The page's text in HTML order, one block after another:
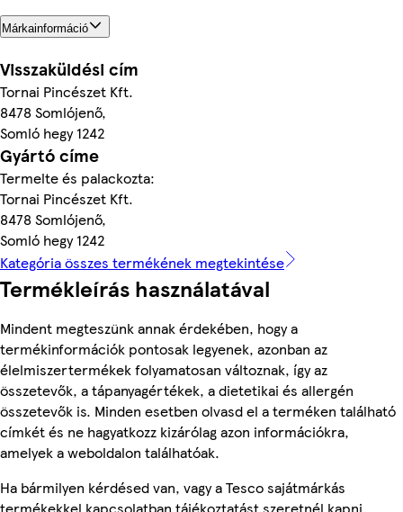
Márkainformáció
Visszaküldési cím
Tornai Pincészet Kft.
8478 Somlójenő,
Somló hegy 1242
Gyártó címe
Termelte és palackozta:
Tornai Pincészet Kft.
8478 Somlójenő,
Somló hegy 1242
Kategória összes termékének megtekintése
Termékleírás használatával
Mindent megteszünk annak érdekében, hogy a
termékinformációk pontosak legyenek, azonban az
élelmiszertermékek folyamatosan változnak, így az
összetevők, a tápanyagértékek, a dietetikai és allergén
összetevők is. Minden esetben olvasd el a terméken található
címkét és ne hagyatkozz kizárólag azon információkra,
amelyek a weboldalon találhatóak.
Ha bármilyen kérdésed van, vagy a Tesco sajátmárkás